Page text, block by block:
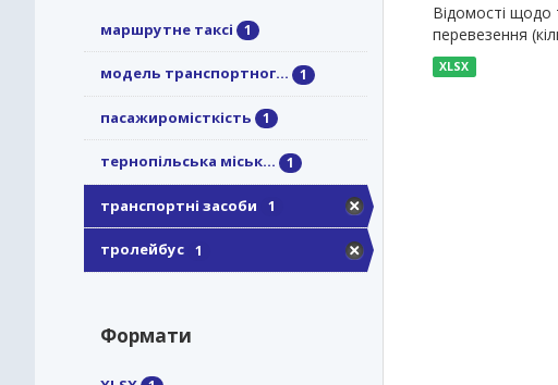
маршрутне таксі 1
модель транспортног... 1
пасажиромісткість 1
тернопільська міськ... 1
транспортні засоби 1
тролейбус 1
Формати
Відомості щодо
перевезення
XLSX